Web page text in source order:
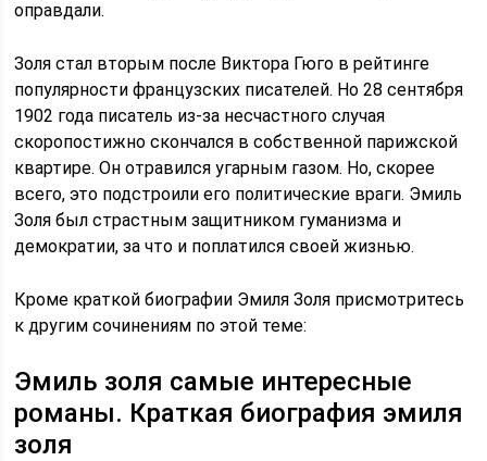
оправдали.
Золя стал вторым после Виктора Гюго в рейтинге
популярности французских писателей. Но 28 сентября
1902 года писатель из-за несчастного случая
скоропостижно скончался в собственной парижской
квартире. Он отравился угарным газом. Но, скорее
всего, это подстроили его политические враги. Эмиль
Золя был страстным защитником гуманизма и
демократии, за что и поплатился своей жизнью.
Кроме краткой биографии Эмиля Золя присмотритесь
к другим сочинениям по этой теме:
Эмиль золя самые интересные
романы. Краткая биография эмиля
золя